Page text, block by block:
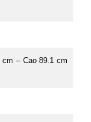
– Cao 89.1 cm